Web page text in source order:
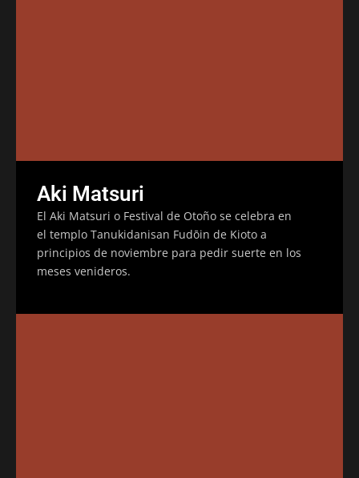
Aki Matsuri
El Aki Matsuri o Festival de Otoño se celebra en
el templo Tanukidanisan Fudōin de Kioto a
principios de noviembre para pedir suerte en los
meses venideros.